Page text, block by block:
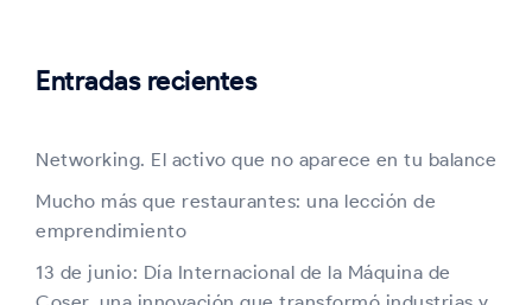
Entradas recientes
Networking. El activo que no aparece en tu balance
Mucho más que restaurantes: una lección de
emprendimiento
13 de junio: Día Internacional de la Máquina de